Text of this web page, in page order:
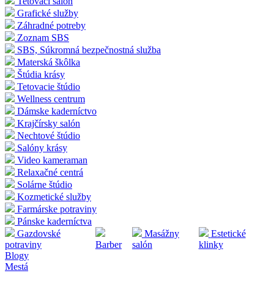
Grafické služby
Záhradné potreby
Zoznam SBS
SBS, Súkromná bezpečnostná služba
Materská škôlka
Štúdia krásy
Tetovacie štúdio
Wellness centrum
Dámske kaderníctvo
Krajčírsky salón
Nechtové štúdio
Salóny krásy
Video kameraman
Relaxačné centrá
Solárne štúdio
Kozmetické služby
Farmárske potraviny
Pánske kaderníctva
Gazdovské
potraviny
Barber
Masážny
salón
Estetické
klinky
Blogy
Mestá